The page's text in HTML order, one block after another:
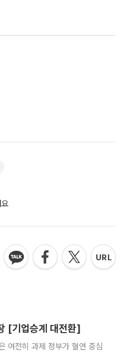
[기업승계 대전환]
여전히 과제 정부가 혈연 중심